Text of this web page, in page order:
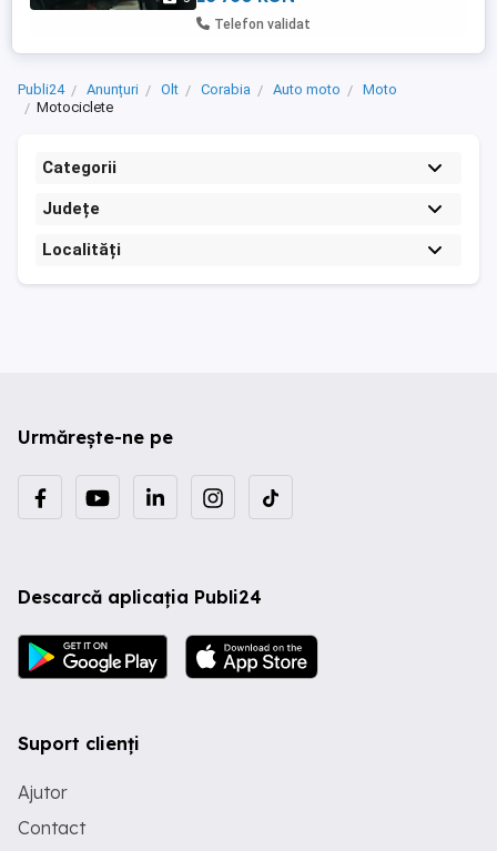
Telefon validat
Publi24 Anunțuri Olt Corabia Auto moto
Moto
Motociclete
Categorii
Județe
Localități
Urmărește-ne pe
Descarcă aplicația Publi24
Suport clienți
Ajutor
Contact